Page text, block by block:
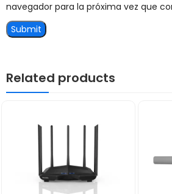
navegador para la próxima vez que
Related products